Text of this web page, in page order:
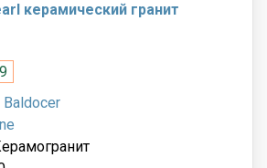
керамический гранит
Baldocer